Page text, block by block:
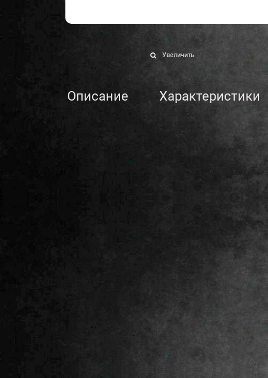
Увеличить
Описание Характеристики